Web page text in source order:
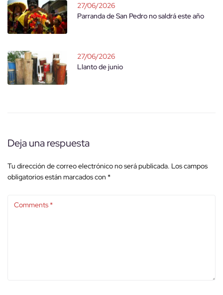
27/06/2026
Parranda de San Pedro no saldrá este año
27/06/2026
Llanto de junio
Deja una respuesta
Tu dirección de correo electrónico no será publicada. Los campos
obligatorios están marcados con *